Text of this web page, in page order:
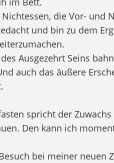
Nichtessen, die Vor- und
und bin zu dem
Ausgezehrt Seins
auch das äußere
spricht der
Den kann ich
bei meiner neuen